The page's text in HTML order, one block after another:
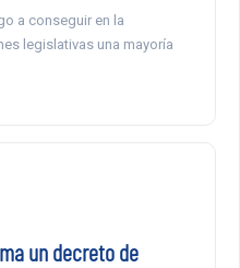
a conseguir en la
legislativas una mayoría
un decreto de